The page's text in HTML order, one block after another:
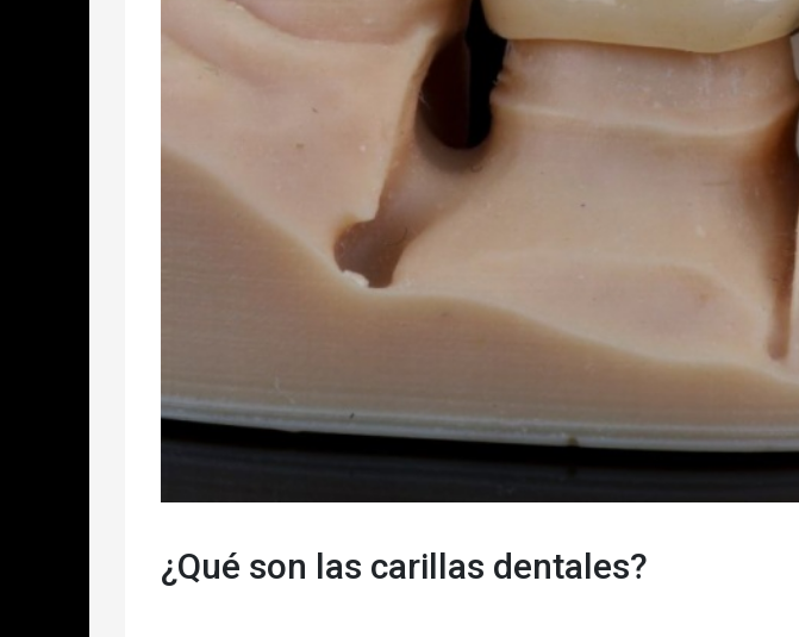
¿Qué son las carillas dentales?